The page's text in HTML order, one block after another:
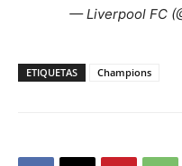
— Liverpool FC
ETIQUETAS Champions